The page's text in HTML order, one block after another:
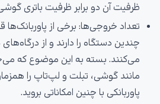
ظرفیت آن دو برابر ظرفیت باتری
تعداد خروجی‌ها: برخی از پاوربانک‌ها
چندین دستگاه را دارند و از
می‌کنند. بسته به این موضوع که
مانند گوشی، تبلت و لپ‌تاپ را
پاوربانکی با چنین امکاناتی بروید.